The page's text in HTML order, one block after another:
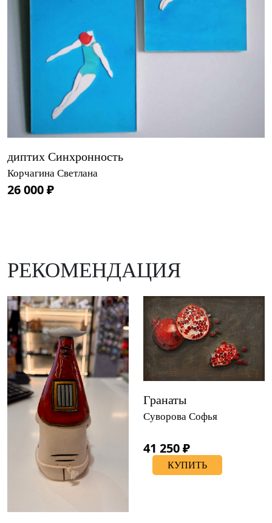
диптих Синхронность
Корчагина Светлана
26 000 ₽
РЕКОМЕНДАЦИЯ
Гранаты
Суворова Софья
41 250 ₽
КУПИТЬ